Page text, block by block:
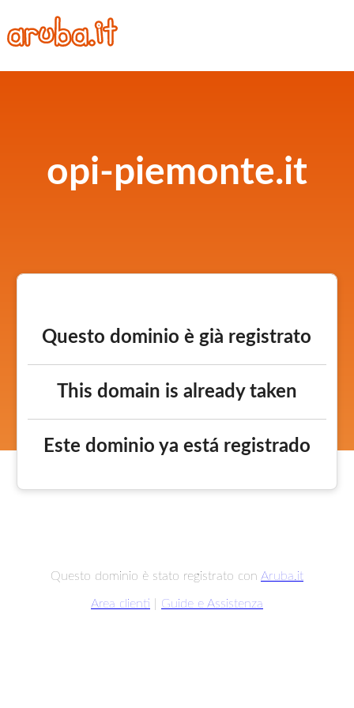
opi-piemonte.it
Questo dominio è già registrato
This domain is already taken
Este dominio ya está registrado
Questo dominio è stato registrato con Aruba.it
Area clienti Guide e Assistenza